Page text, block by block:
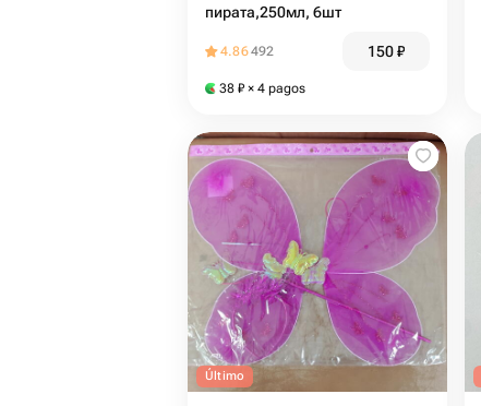
пирата,250мл, 6шт
4.86492 150₽
38 ₽ × 4 pagos
Último